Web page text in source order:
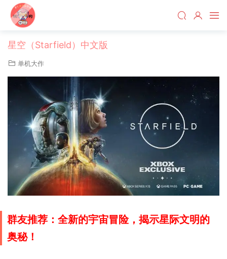
星空（Starfield）中文版
单机大作
群友推荐：全新的宇宙冒险，揭示星际文明的
奥秘！